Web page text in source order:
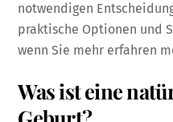
notwendigen
praktische Optionen und
wenn Sie mehr erfahren
Was ist eine